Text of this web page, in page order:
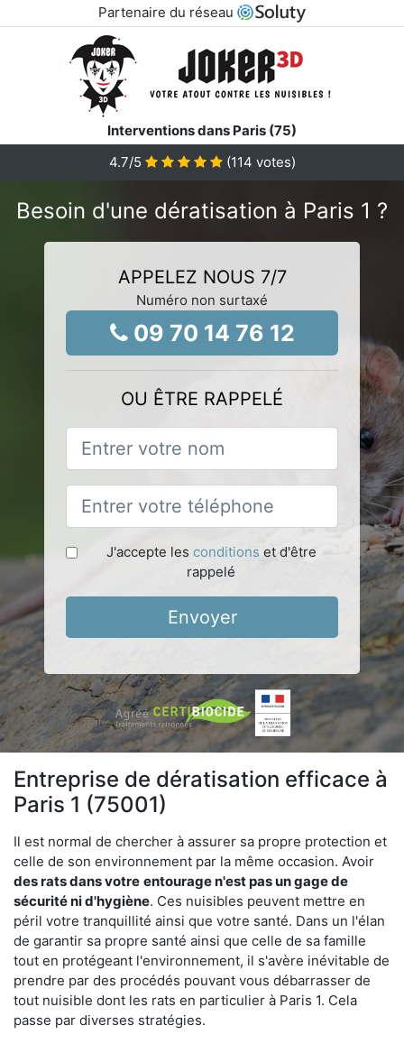
Partenaire du réseau
Interventions dans Paris (75)
4.7/5 (114 votes)
Besoin d'une dératisation à Paris 1 ?
APPELEZ NOUS 7/7
Numéro non surtaxé
09 70 14 76 12
OU ÊTRE RAPPELÉ
J'accepte les conditions et d'être
rappelé
Envoyer
Entreprise de dératisation efficace à
Paris 1 (75001)
Il est normal de chercher à assurer sa propre protection et
celle de son environnement par la même occasion. Avoir
des rats dans votre entourage n'est pas un gage de
sécurité ni d'hygiène. Ces nuisibles peuvent mettre en
péril votre tranquillité ainsi que votre santé. Dans un l'élan
de garantir sa propre santé ainsi que celle de sa famille
tout en protégeant l'environnement, il s'avère inévitable de
prendre par des procédés pouvant vous débarrasser de
tout nuisible dont les rats en particulier à Paris 1. Cela
passe par diverses stratégies.